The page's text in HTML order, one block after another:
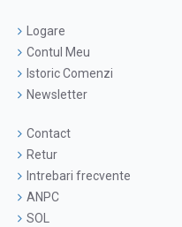
Logare
Contul Meu
Istoric Comenzi
Newsletter
Contact
Retur
Intrebari frecvente
ANPC
SOL